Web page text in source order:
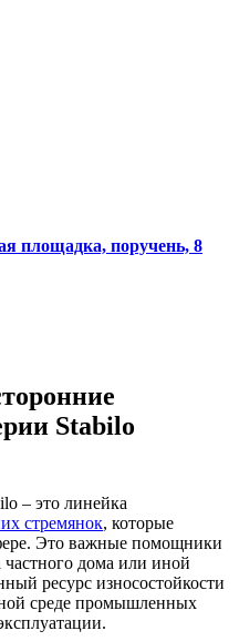
площадка, поручень, 8
Stabilo
– это линейка
стремянок, которые
Это важные помощники
частного дома или иной
ресурс износостойкости
среде промышленных